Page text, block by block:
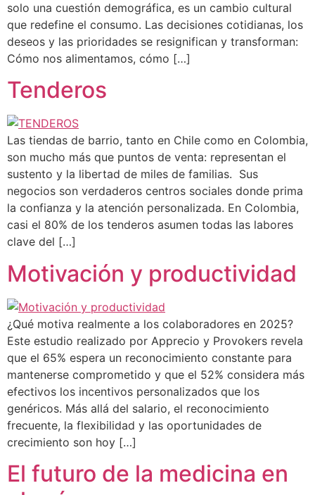
solo una cuestión demográfica, es un cambio cultural
que redefine el consumo. Las decisiones cotidianas, los
deseos y las prioridades se resignifican y transforman:
Cómo nos alimentamos, cómo […]
Tenderos
Las tiendas de barrio, tanto en Chile como en Colombia,
son mucho más que puntos de venta: representan el
sustento y la libertad de miles de familias. Sus
negocios son verdaderos centros sociales donde prima
la confianza y la atención personalizada. En Colombia,
casi el 80% de los tenderos asumen todas las labores
clave del […]
Motivación y productividad
¿Qué motiva realmente a los colaboradores en 2025?
Este estudio realizado por Apprecio y Provokers revela
que el 65% espera un reconocimiento constante para
mantenerse comprometido y que el 52% considera más
efectivos los incentivos personalizados que los
genéricos. Más allá del salario, el reconocimiento
frecuente, la flexibilidad y las oportunidades de
crecimiento son hoy […]
El futuro de la medicina en